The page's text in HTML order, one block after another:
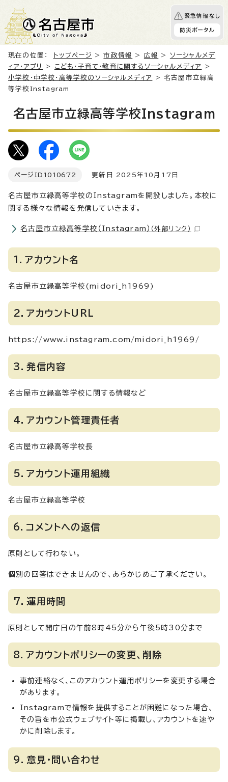
緊急情報なし
防災ポータル
現在の位置： トップページ >市政情報 > 広報 > ソーシャルメデ
ィア・アプリ
> こども・子育て・教育に関するソーシャルメディア
>
小学校・中学校・高等学校のソーシャルメディア
> 名古屋市立緑高
等学校Instagram
名古屋市立緑高等学校Instagram
ページID 1010672 更新日 2025年10月17日
名古屋市立緑高等学校のInstagramを開設しました。本校に
関する様々な情報を発信していきます。
名古屋市立緑高等学校（Instagram） （外部リンク）
1．アカウント名
名古屋市立緑高等学校(midori_h1969)
2．アカウントURL
https://www.instagram.com/midori_h1969/
3．発信内容
名古屋市立緑高等学校に関する情報など
4．アカウント管理責任者
名古屋市立緑高等学校長
5．アカウント運用組織
名古屋市立緑高等学校
6．コメントへの返信
原則として行わない。
個別の回答はできませんので、あらかじめご了承ください。
7．運用時間
原則として開庁日の午前8時45分から午後5時30分まで
8．アカウントポリシーの変更、削除
事前連絡なく、このアカウント運用ポリシーを変更する場合
があります。
Instagramで情報を提供することが困難になった場合、
その旨を市公式ウェブサイト等に掲載し、アカウントを速や
かに削除します。
9．意見・問い合わせ